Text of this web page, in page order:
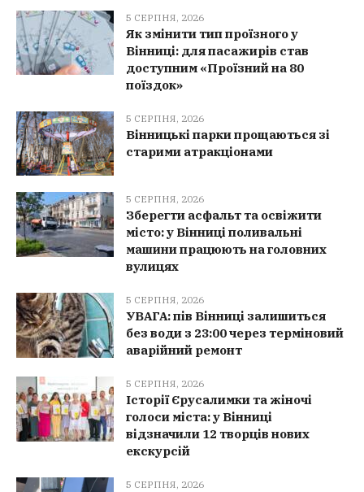
5 СЕРПНЯ, 2026
Як змінити тип проїзного у
Вінниці: для пасажирів став
доступним «Проїзний на 80
поїздок»
5 СЕРПНЯ, 2026
Вінницькі парки прощаються зі
старими атракціонами
5 СЕРПНЯ, 2026
Зберегти асфальт та освіжити
місто: у Вінниці поливальні
машини працюють на головних
вулицях
5 СЕРПНЯ, 2026
УВАГА: пів Вінниці залишиться
без води з 23:00 через терміновий
аварійний ремонт
5 СЕРПНЯ, 2026
Історії Єрусалимки та жіночі
голоси міста: у Вінниці
відзначили 12 творців нових
екскурсій
5 СЕРПНЯ, 2026